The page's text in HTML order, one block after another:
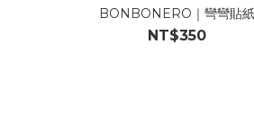
BONBONERO｜彎彎貼
NT$350